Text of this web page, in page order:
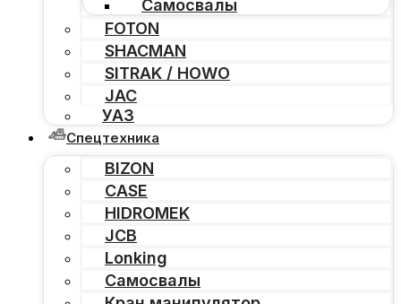
Самосвалы
FOTON
SHACMAN
SITRAK / HOWO
JAC
УАЗ
Спецтехника
BIZON
CASE
HIDROMEK
JCB
Lonking
Самосвалы